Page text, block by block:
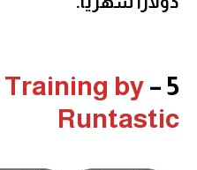
5 –
by
Runtastic